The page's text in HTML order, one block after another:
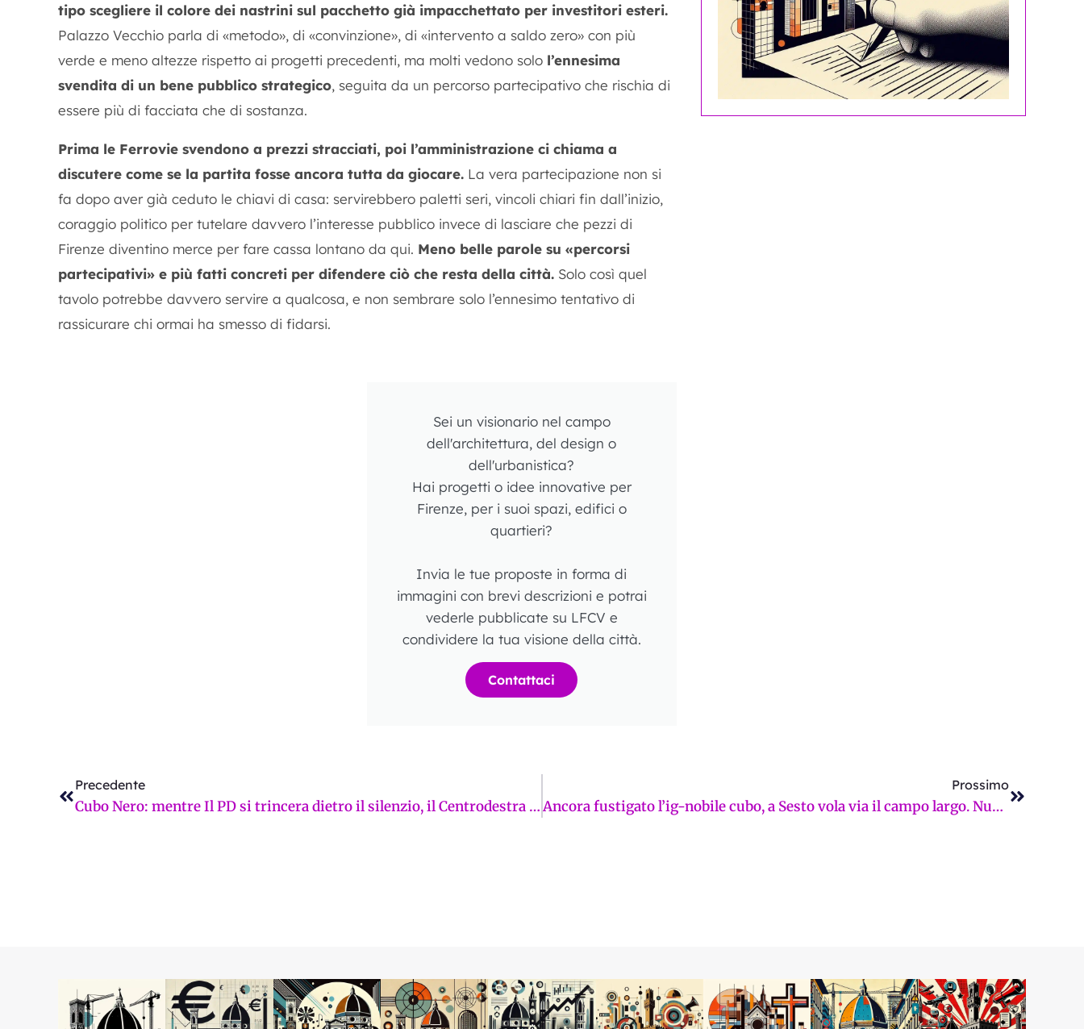
tipo scegliere il colore dei nastrini sul pacchetto già impacchettato per investitori esteri.
Palazzo Vecchio parla di «metodo», di «convinzione», di «intervento a saldo zero» con più
verde e meno altezze rispetto ai progetti precedenti, ma molti vedono solo l’ennesima
svendita di un bene pubblico strategico, seguita da un percorso partecipativo che rischia di
essere più di facciata che di sostanza.
Prima le Ferrovie svendono a prezzi stracciati, poi l’amministrazione ci chiama a
discutere come se la partita fosse ancora tutta da giocare. La vera partecipazione non si
fa dopo aver già ceduto le chiavi di casa: servirebbero paletti seri, vincoli chiari fin dall’inizio,
coraggio politico per tutelare davvero l’interesse pubblico invece di lasciare che pezzi di
Firenze diventino merce per fare cassa lontano da qui. Meno belle parole su «percorsi
partecipativi» e più fatti concreti per difendere ciò che resta della città. Solo così quel
tavolo potrebbe davvero servire a qualcosa, e non sembrare solo l’ennesimo tentativo di
rassicurare chi ormai ha smesso di fidarsi.
Sei un visionario nel campo
dell'architettura, del design o
dell'urbanistica?
Hai progetti o idee innovative per
Firenze, per i suoi spazi, edifici o
quartieri?
Invia le tue proposte in forma di
immagini con brevi descrizioni e potrai
vederle pubblicate su LFCV e
condividere la tua visione della città.
Contattaci
Precedente
Cubo Nero: mentre Il PD si trincera dietro il silenzio, il Centrodestra chiede trasparenza
Prossimo
Ancora fustigato l’ig-nobile cubo, a Sesto vola via il campo largo. Nuove da destra: «Censura tu che censuro io». La Firenze sui giornali di mercoledì 11 febbraio